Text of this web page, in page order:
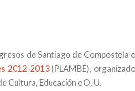
de Santiago de Compostela
2012-2013(PLAMBE),
Cultura, Educación e O. U.